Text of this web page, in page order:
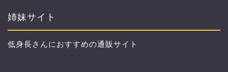
姉妹サイト
低身長さんにおすすめの通販サイト